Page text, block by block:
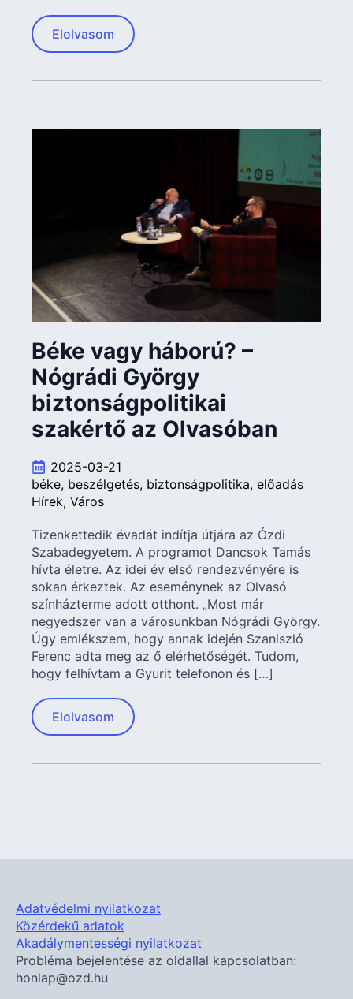
Elolvasom
Béke vagy háború? –
Nógrádi György
biztonságpolitikai
szakértő az Olvasóban
2025-03-21
béke beszélgetés biztonságpolitika előadás
Hírek Város
Tizenkettedik évadát indítja útjára az Ózdi
Szabadegyetem. A programot Dancsok Tamás
hívta életre. Az idei év első rendezvényére is
sokan érkeztek. Az eseménynek az Olvasó
színházterme adott otthont. „Most már
negyedszer van a városunkban Nógrádi György.
Úgy emlékszem, hogy annak idején Szaniszló
Ferenc adta meg az ő elérhetőségét. Tudom,
hogy felhívtam a Gyurit telefonon és […]
Elolvasom
Adatvédelmi nyilatkozat
Közérdekű adatok
Akadálymentességi nyilatkozat
Probléma bejelentése az oldallal kapcsolatban:
honlap@ozd.hu